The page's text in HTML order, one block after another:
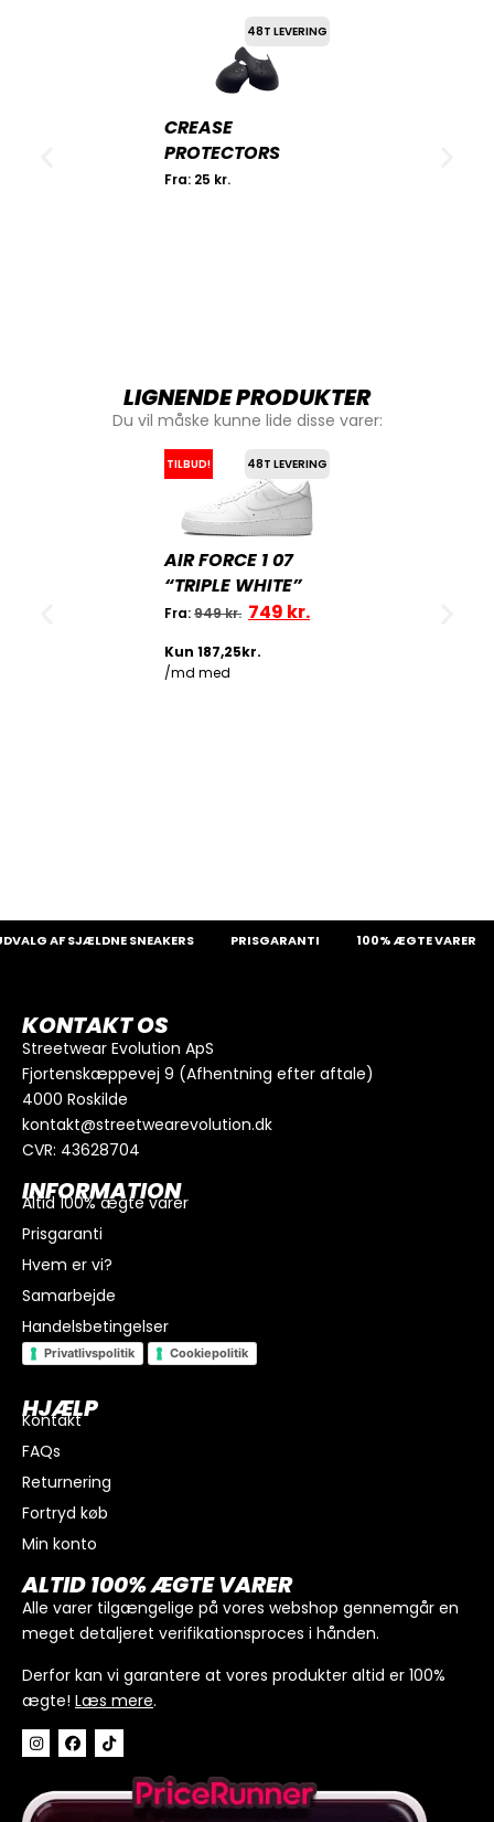
I alt
Køb for300kr. mere for gratis fragt
48T LEVERING
CREASE
PROTECTORS
Fra: 25 kr.
LIGNENDE PRODUKTER
Du vil måske kunne lide disse varer:
TILBUD! 48T LEVERING
AIR FORCE 1 07
“TRIPLE WHITE”
Fra:949kr. 749 kr.
AF SJÆLDNE SNEAKERS PRISGARANTI 100% ÆGTE VARER
KONTAKT OS
Streetwear Evolution ApS
Fjortenskæppevej 9 (Afhentning efter aftale)
4000 Roskilde
kontakt@streetwearevolution.dk
CVR: 43628704
INFORMATION
Altid 100% ægte varer
Prisgaranti
Hvem er vi?
Samarbejde
Handelsbetingelser
Privatlivspolitik Cookiepolitik
HJÆLP
Kontakt
FAQs
Returnering
Fortryd køb
Min konto
ALTID 100% ÆGTE VARER
Alle varer tilgængelige på vores webshop gennemgår en
meget detaljeret verifikationsproces i hånden.
Derfor kan vi garantere at vores produkter altid er 100%
ægte! Læs mere.